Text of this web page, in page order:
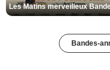
Bandes-